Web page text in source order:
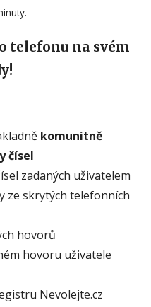
telefonu na svém
komunitně
čísel
zadaných uživatelem
ze skrytých telefonních
hovorů
hovoru uživatele
Nevolejte.cz